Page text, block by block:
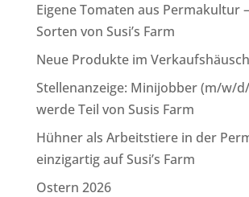
Eigene Tomaten aus Permakultur
Sorten von Susi’s Farm
Neue Produkte im
Stellenanzeige: Minijobber (m/w/
werde Teil von Susis Farm
Hühner als Arbeitstiere in der
einzigartig auf Susi’s Farm
Ostern 2026